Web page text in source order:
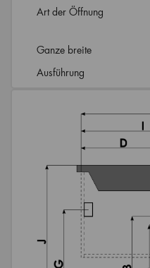
Art der Öffnung
Ganze breite
Ausführung